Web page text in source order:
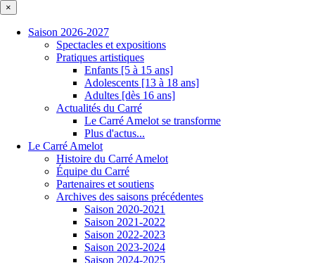
×
Saison 2026-2027
Spectacles et expositions
Pratiques artistiques
Enfants [5 à 15 ans]
Adolescents [13 à 18 ans]
Adultes [dès 16 ans]
Actualités du Carré
Le Carré Amelot se transforme
Plus d'actus...
Le Carré Amelot
Histoire du Carré Amelot
Équipe du Carré
Partenaires et soutiens
Archives des saisons précédentes
Saison 2020-2021
Saison 2021-2022
Saison 2022-2023
Saison 2023-2024
Saison 2024-2025